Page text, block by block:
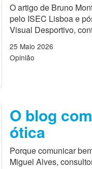
O artigo de Bruno
pelo ISEC Lisboa e
Visual Desportivo,
25 Maio 2026
Opinião
O blog
ótica
Porque comunicar
Miguel Alves,